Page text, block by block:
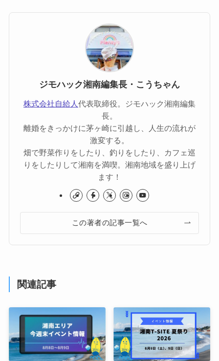
ジモハック湘南編集長・こうちゃん
株式会社自給人 代表取締役。ジモハック湘南編集
長。
離婚をきっかけに茅ヶ崎に引越し、人生の流れが
激変する。
畑で野菜作りをしたり、釣りをしたり、カフェ巡
りをしたりして湘南を満喫。湘南地域を盛り上げ
ます！
この著者の記事一覧へ
関連記事